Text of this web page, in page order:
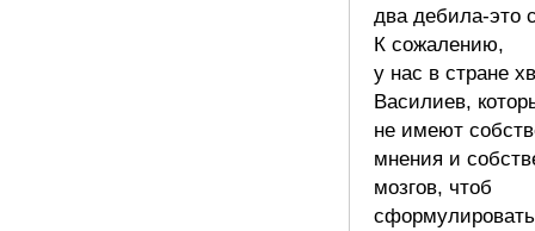
два дебила-это
К сожалению,
у нас в стране
Василиев,
не имеют
мнения и
мозгов, чтоб